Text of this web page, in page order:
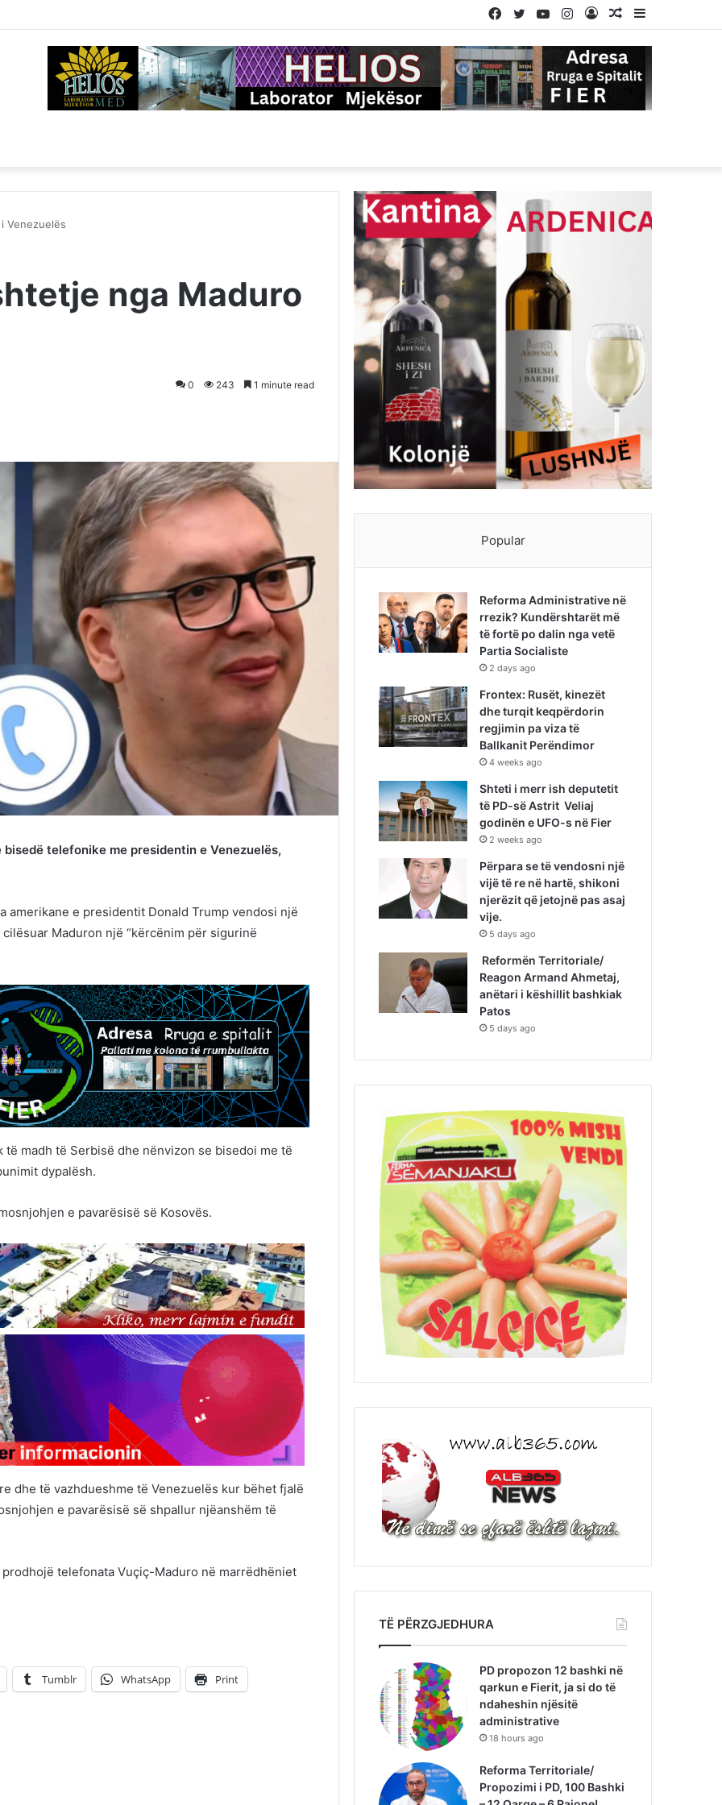
Sidebar
Random
Log
Instagram
YouTube
Twitter
Facebook
Venezuelës
nga Maduro
0 243 1 minute read
telefonike me presidentin e Venezuelës,
amerikane e presidentit Donald Trump vendosi një
Maduron një “kërcënim për sigurinë
madh të Serbisë dhe nënvizon se bisedoi me të
dypalësh.
e pavarësisë së Kosovës.
dhe të vazhdueshme të Venezuelës kur bëhet fjalë
e pavarësisë së shpallur njëanshëm të
telefonata Vuçiç-Maduro në marrëdhëniet
Tumblr WhatsApp Print
Popular
Reforma Administrative në
rrezik? Kundërshtarët më
të fortë po dalin nga vetë
Partia Socialiste
2 days ago
Frontex: Rusët, kinezët
dhe turqit keqpërdorin
regjimin pa viza të
Ballkanit Perëndimor
4 weeks ago
Shteti i merr ish deputetit
të PD-së Astrit Veliaj
godinën e UFO-s në Fier
2 weeks ago
Përpara se të vendosni një
vijë të re në hartë, shikoni
njerëzit që jetojnë pas asaj
vije.
5 days ago
Reformën Territoriale/
Reagon Armand Ahmetaj,
anëtari i këshillit bashkiak
Patos
5 days ago
TË PËRZGJEDHURA
PD propozon 12 bashki në
qarkun e Fierit, ja si do të
ndaheshin njësitë
administrative
18 hours ago
Reforma Territoriale/
Propozimi i PD, 100 Bashki